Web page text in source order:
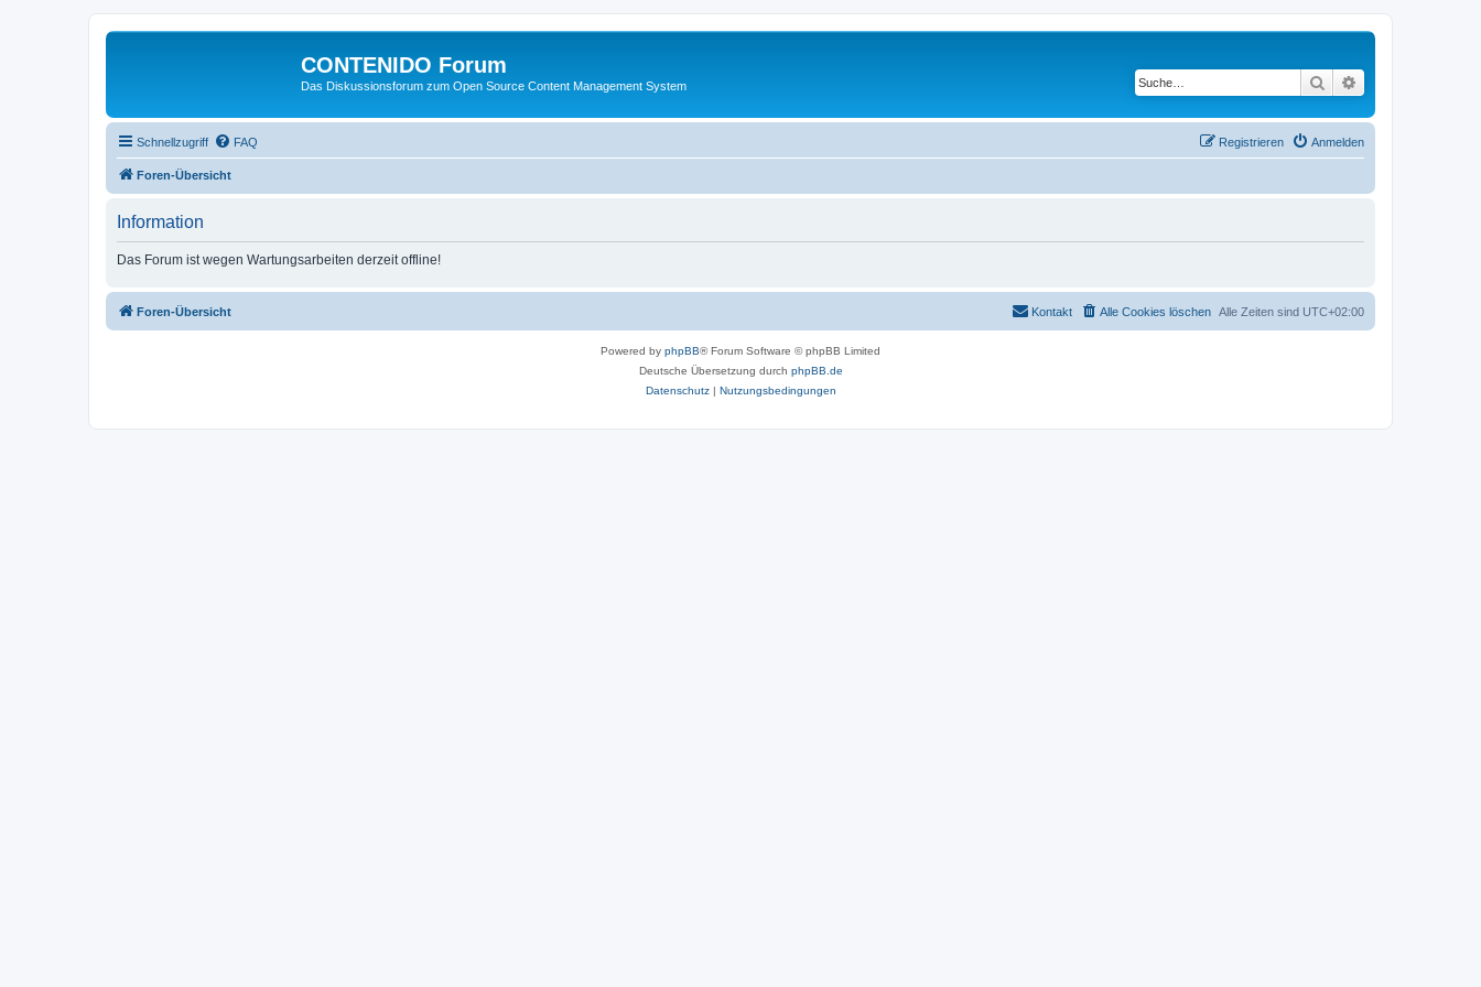
CONTENIDO Forum
Das Diskussionsforum zum Open Source Content Management System Suche
Schnellzugriff FAQ Anmelden
Registrieren
Foren-Übersicht
Information
Das Forum ist wegen Wartungsarbeiten derzeit offline!
Foren-Übersicht Alle Zeiten sind UTC+02:00
Alle Cookies löschen
Kontakt
Powered by phpBB® Forum Software © phpBB Limited
Deutsche Übersetzung durch phpBB.de
Datenschutz| Nutzungsbedingungen